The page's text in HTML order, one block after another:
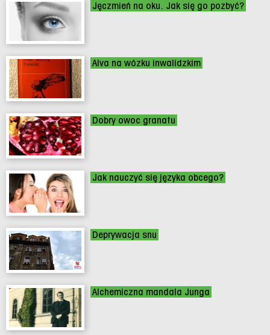
Jęczmień na oku. Jak się go pozbyć?
Alva na wózku inwalidzkim
Dobry owoc granatu
Jak nauczyć się języka obcego?
Deprywacja snu
Alchemiczna mandala Junga